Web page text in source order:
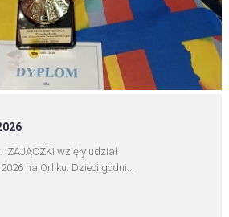
wzięły udział
na Orliku. Dzieci godni...